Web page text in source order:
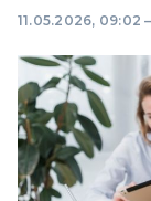
11.05.2026, 09:02